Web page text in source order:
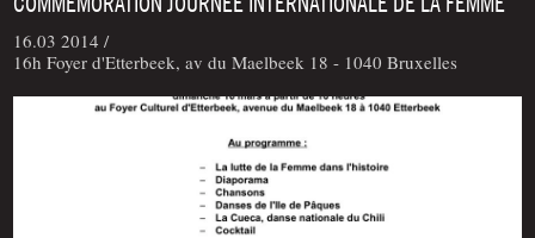
16.03 2014 /
16h Foyer d'Etterbeek, av du Maelbeek 18 - 1040 Bruxelles